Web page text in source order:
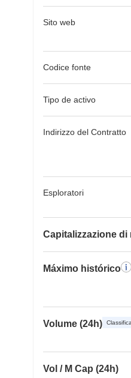
Sito web
Codice fonte
Tipo de activo
Indirizzo del Contratto
Esploratori
Capitalizzazione di
Máximo histórico
Volume (24h)
Vol / M Cap (24h)